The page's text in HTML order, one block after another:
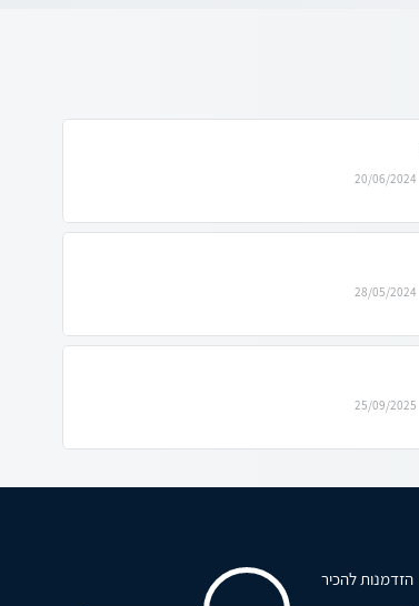
20/06/2024
28/05/2024
25/09/2025
הזדמנות להכיר